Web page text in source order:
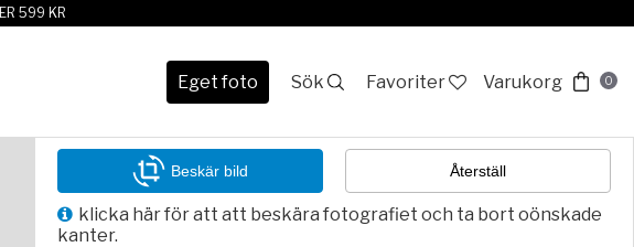
599 KR
Eget foto Sök Favoriter Varukorg 0
Beskär bild Återställ
klicka här för att att beskära fotografiet och ta bort oönskade
kanter.